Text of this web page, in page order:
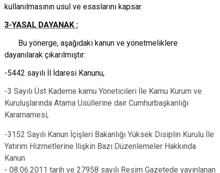
kullanılmasının usul ve esaslarını kapsar.
3-YASAL DAYANAK :
Bu yönerge, aşağıdaki kanun ve yönetmeliklere
dayanılarak çıkarılmıştır:
-5442 sayılı İl İdaresi Kanunu,
-3 Sayılı Üst Kademe kamu Yöneticileri İle Kamu Kurum ve
Kuruluşlarında Atama Usüllerine dair Cumhurbaşkanlığı
Kararnamesi,
-3152 Sayılı Kanun İçişleri Bakanlığı Yüksek Disiplin Kurulu İle
Yatırım Hizmetlerine İlişkin Bazı Düzenlemeler Hakkında
Kanun
- 08.06.2011 tarih ve 27958 sayılı Resim Gazetede yayınlanan